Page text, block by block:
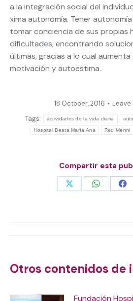
a la integración social del
xima autonomía. Tener
tomar conciencia de sus propias
dificultades, encontrando
últimas, gracias a lo cual
motivación y autoestima.
18 October, 2016
Leave
Tags:
actividades de la vida diaria
Hospital Beata María Ana Red Menni
Compartir esta
Share Share
Otros contenidos de
Fundación